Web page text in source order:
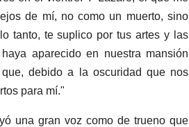
de mí, no como un muerto, sino
tanto, te suplico por tus artes y las
aparecido en nuestra mansión
debido a la oscuridad que nos
para mí."
una gran voz como de trueno que